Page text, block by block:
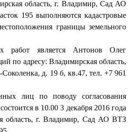
область, г. Владимир, Сад АО
195 выполняются кадастровые
границы земельного
работ является Антонов Олег
по адресу: Владимирская область,
д. 19 б, кв.47, тел. +7 961
лиц по поводу согласования
в 10.00 3 декабря 2016 года
область, г. Владимир, Сад АО ВТЗ